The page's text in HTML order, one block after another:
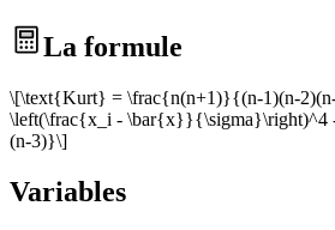
La formule
\[\text{Kurt} = \frac{n(n+1)}{(n-1)(n-
\left(\frac{x_i - \bar{x}}{\sigma}\right)^4
(n-3)}\]
Variables